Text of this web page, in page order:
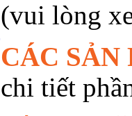
(vui lòng
CÁC
chi tiết